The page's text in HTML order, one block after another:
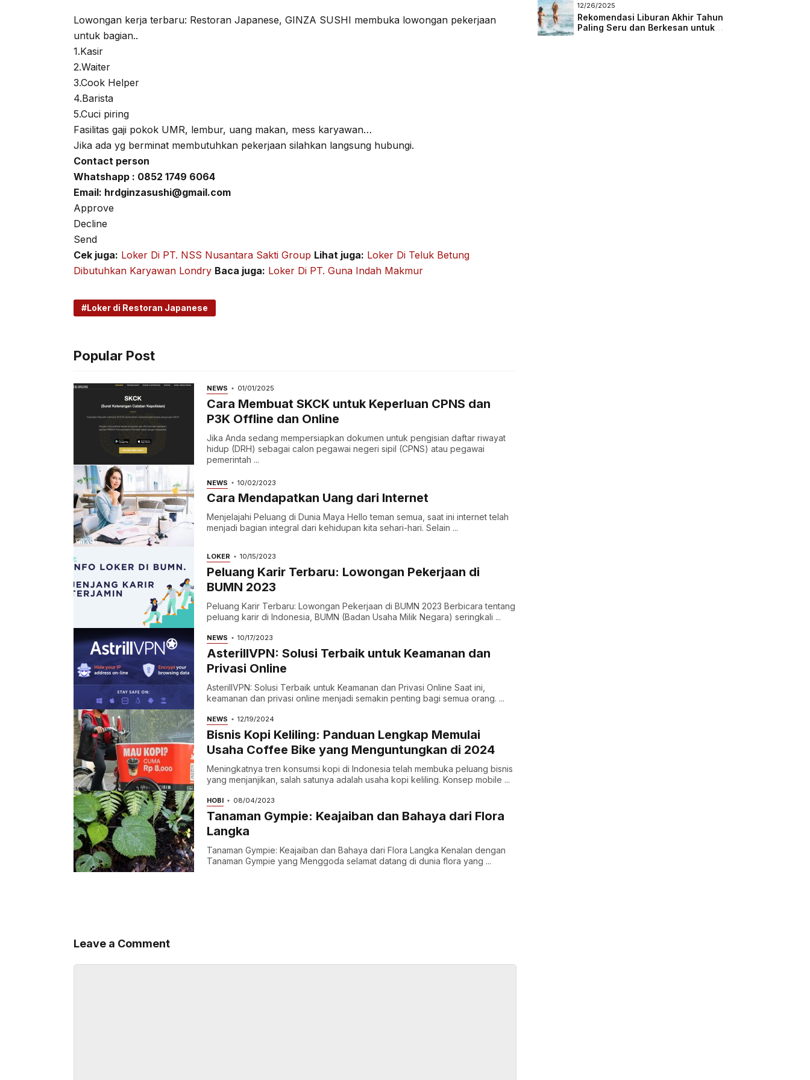
Lowongan kerja terbaru: Restoran Japanese, GINZA SUSHI membuka lowongan pekerjaan
untuk bagian..
1.Kasir
2.Waiter
3.Cook Helper
4.Barista
5.Cuci piring
Fasilitas gaji pokok UMR, lembur, uang makan, mess karyawan…
Jika ada yg berminat membutuhkan pekerjaan silahkan langsung hubungi.
Contact person
Whatshapp : 0852 1749 6064
Email: hrdginzasushi@gmail.com
Approve
Decline
Send
Cek juga: Loker Di PT. NSS Nusantara Sakti Group Lihat juga: Loker Di Teluk Betung
Dibutuhkan Karyawan Londry Baca juga: Loker Di PT. Guna Indah Makmur
Loker di Restoran Japanese
Popular Post
NEWS 01/01/2025
Cara Membuat SKCK untuk Keperluan CPNS dan
P3K Offline dan Online
Jika Anda sedang mempersiapkan dokumen untuk pengisian daftar riwayat
hidup (DRH) sebagai calon pegawai negeri sipil (CPNS) atau pegawai
pemerintah ...
NEWS 10/02/2023
Cara Mendapatkan Uang dari Internet
Menjelajahi Peluang di Dunia Maya Hello teman semua, saat ini internet telah
menjadi bagian integral dari kehidupan kita sehari-hari. Selain ...
LOKER 10/15/2023
Peluang Karir Terbaru: Lowongan Pekerjaan di
BUMN 2023
Peluang Karir Terbaru: Lowongan Pekerjaan di BUMN 2023 Berbicara tentang
peluang karir di Indonesia, BUMN (Badan Usaha Milik Negara) seringkali ...
NEWS 10/17/2023
AsterillVPN: Solusi Terbaik untuk Keamanan dan
Privasi Online
AsterillVPN: Solusi Terbaik untuk Keamanan dan Privasi Online Saat ini,
keamanan dan privasi online menjadi semakin penting bagi semua orang. ...
NEWS 12/19/2024
Bisnis Kopi Keliling: Panduan Lengkap Memulai
Usaha Coffee Bike yang Menguntungkan di 2024
Meningkatnya tren konsumsi kopi di Indonesia telah membuka peluang bisnis
yang menjanjikan, salah satunya adalah usaha kopi keliling. Konsep mobile ...
HOBI 08/04/2023
Tanaman Gympie: Keajaiban dan Bahaya dari Flora
Langka
Tanaman Gympie: Keajaiban dan Bahaya dari Flora Langka Kenalan dengan
Tanaman Gympie yang Menggoda selamat datang di dunia flora yang ...
Leave a Comment
12/26/2025
Rekomendasi Liburan Akhir Tahun
Paling Seru dan Berkesan untuk